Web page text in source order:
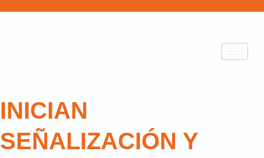
INICIAN
SEÑALIZACIÓN Y